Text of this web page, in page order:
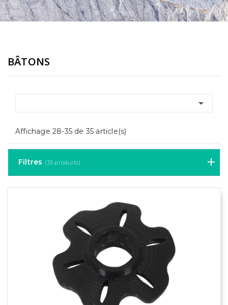
BÂTONS

Affichage 28-35 de 35 article(s)
Filtres (35 produits)